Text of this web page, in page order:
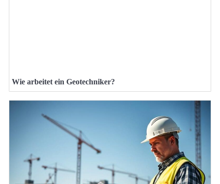
Wie arbeitet ein Geotechniker?